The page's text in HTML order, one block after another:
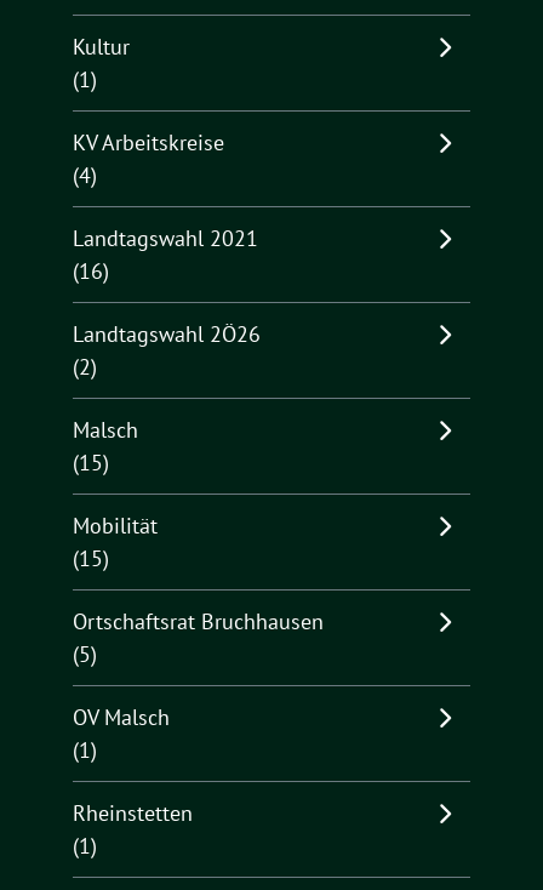
Kultur
(1)
KV Arbeitskreise
(4)
Landtagswahl 2021
(16)
Landtagswahl 2Ö26
(2)
Malsch
(15)
Mobilität
(15)
Ortschaftsrat Bruchhausen
(5)
OV Malsch
(1)
Rheinstetten
(1)